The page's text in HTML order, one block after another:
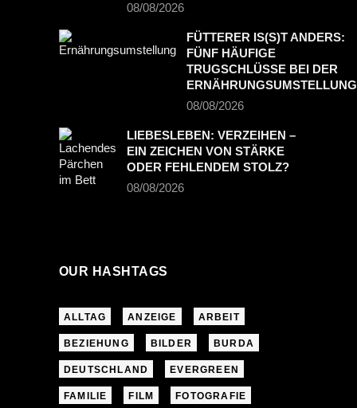
08/08/2026
FÜTTERER IS(S)T ANDERS:
FÜNF HÄUFIGE
TRUGSCHLÜSSE BEI DER
ERNÄHRUNGSUMSTELLUNG
08/08/2026
LIEBESLEBEN: VERZEIHEN –
EIN ZEICHEN VON STÄRKE
ODER FEHLENDEM STOLZ?
08/08/2026
OUR HASHTAGS
ALLTAG ANZEIGE ARBEIT
BEZIEHUNG BILDER BURDA
DEUTSCHLAND EVERGREEN
FAMILIE FILM FOTOGRAFIE